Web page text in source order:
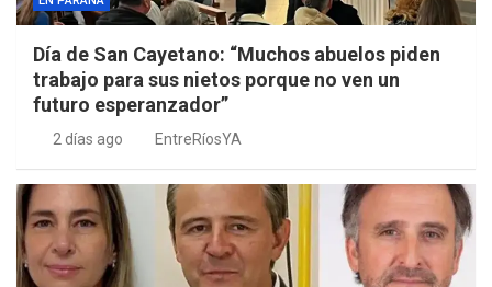
Día de San Cayetano: “Muchos abuelos piden
trabajo para sus nietos porque no ven un
futuro esperanzador”
2 días ago EntreRíosYA